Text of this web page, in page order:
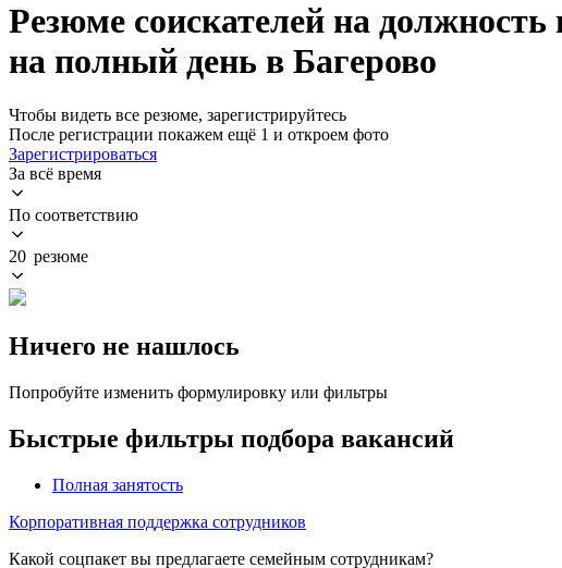
Резюме соискателей на
на полный день в Багерово
Чтобы видеть все резюме, зарегистрируйтесь
После регистрации покажем ещё 1 и откроем фото
Зарегистрироваться
За всё время
По соответствию
20 резюме
Ничего не нашлось
Попробуйте изменить формулировку или фильтры
Быстрые фильтры подбора вакансий
Полная занятость
Корпоративная поддержка сотрудников
Какой соцпакет вы предлагаете семейным сотрудникам?